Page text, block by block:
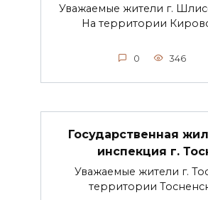
Уважаемые жители г.
На территории
0 346
Государственная
инспекция г.
Уважаемые жители г.
территории